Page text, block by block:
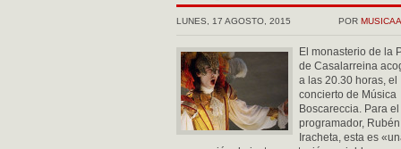
POR
LUNES, 17 AGOSTO, 2015
El monasterio de la
de Casalarreina
a las 20.30 horas, el
concierto de Música
Boscareccia. Para el
programador,
Iracheta, esta es